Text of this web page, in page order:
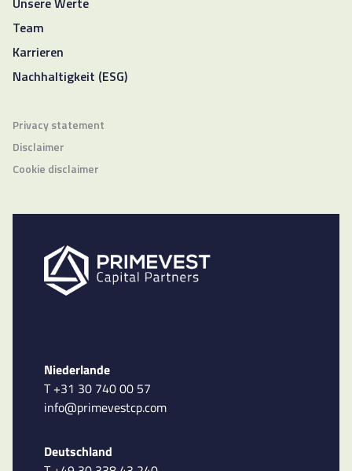
Unsere Werte
Team
Karrieren
Nachhaltigkeit (ESG)
Privacy statement
Disclaimer
Cookie disclaimer
Niederlande
T +31 30 740 00 57
info@primevestcp.com
Deutschland